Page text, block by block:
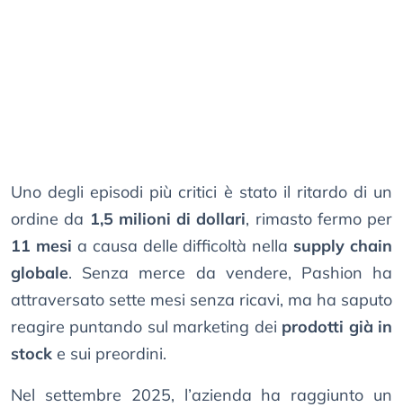
Uno degli episodi più critici è stato il ritardo di un
ordine da 1,5 milioni di dollari, rimasto fermo per
11 mesi a causa delle difficoltà nella supply chain
globale. Senza merce da vendere, Pashion ha
attraversato sette mesi senza ricavi, ma ha saputo
reagire puntando sul marketing dei prodotti già in
stock e sui preordini.
Nel settembre 2025, l’azienda ha raggiunto un